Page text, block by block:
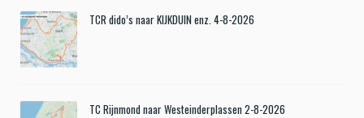
TCR dido’s naar KIJKDUIN enz. 4-8-2026
TC Rijnmond naar Westeinderplassen 2-8-2026